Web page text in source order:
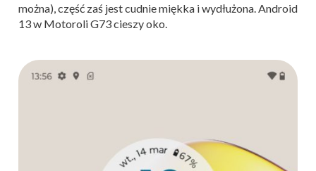
można), część zaś jest cudnie miękka i wydłużona. Android
13 w Motoroli G73 cieszy oko.